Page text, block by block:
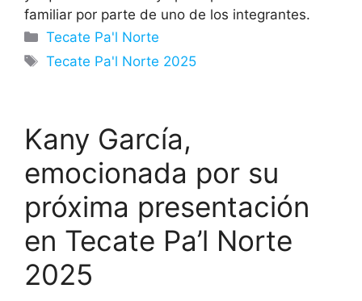
familiar por parte de uno de los integrantes.
Categorías
Tecate Pa'l Norte
Etiquetas
Tecate Pa'l Norte 2025
Kany García,
emocionada por su
próxima presentación
en Tecate Pa’l Norte
2025